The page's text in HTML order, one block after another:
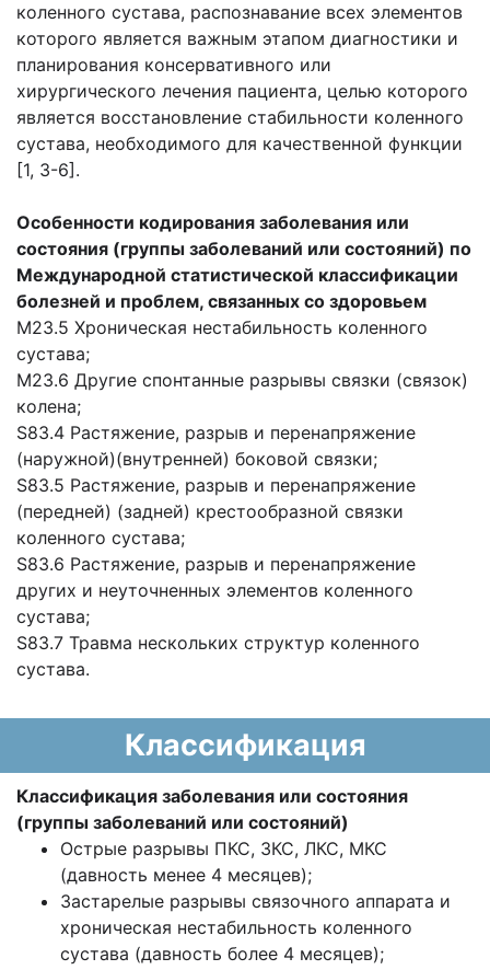
коленного сустава, распознавание всех элементов
которого является важным этапом диагностики и
планирования консервативного или
хирургического лечения пациента, целью которого
является восстановление стабильности коленного
сустава, необходимого для качественной функции
[1, 3-6].
Особенности кодирования заболевания или
состояния (группы заболеваний или состояний) по
Международной статистической классификации
болезней и проблем, связанных со здоровьем
М23.5 Хроническая нестабильность коленного
сустава;
M23.6 Другие спонтанные разрывы связки (связок)
колена;
S83.4 Растяжение, разрыв и перенапряжение
(наружной)(внутренней) боковой связки;
S83.5 Растяжение, разрыв и перенапряжение
(передней) (задней) крестообразной связки
коленного сустава;
S83.6 Растяжение, разрыв и перенапряжение
других и неуточненных элементов коленного
сустава;
S83.7 Травма нескольких структур коленного
сустава.
Классификация
Классификация заболевания или состояния
(группы заболеваний или состояний)
Острые разрывы ПКС, ЗКС, ЛКС, МКС
(давность менее 4 месяцев);
Застарелые разрывы связочного аппарата и
хроническая нестабильность коленного
сустава (давность более 4 месяцев);